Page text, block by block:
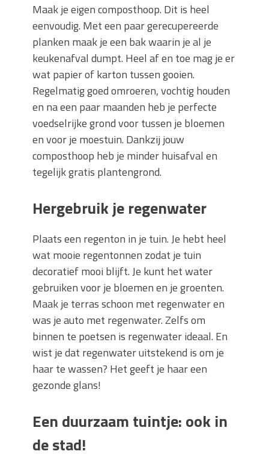
Maak je eigen composthoop. Dit is heel
eenvoudig. Met een paar gerecupereerde
planken maak je een bak waarin je al je
keukenafval dumpt. Heel af en toe mag je er
wat papier of karton tussen gooien.
Regelmatig goed omroeren, vochtig houden
en na een paar maanden heb je perfecte
voedselrijke grond voor tussen je bloemen
en voor je moestuin. Dankzij jouw
composthoop heb je minder huisafval en
tegelijk gratis plantengrond.
Hergebruik je regenwater
Plaats een regenton in je tuin. Je hebt heel
wat mooie regentonnen zodat je tuin
decoratief mooi blijft. Je kunt het water
gebruiken voor je bloemen en je groenten.
Maak je terras schoon met regenwater en
was je auto met regenwater. Zelfs om
binnen te poetsen is regenwater ideaal. En
wist je dat regenwater uitstekend is om je
haar te wassen? Het geeft je haar een
gezonde glans!
Een duurzaam tuintje: ook in
de stad!